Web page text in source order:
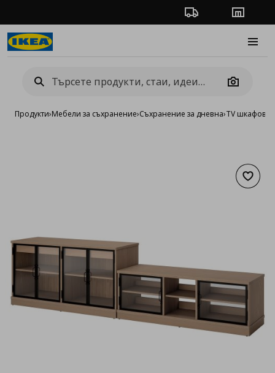
Проследяване на
Camera
Продукти›Мебели за съхранение›Съхранение за дневна›TV шкафове